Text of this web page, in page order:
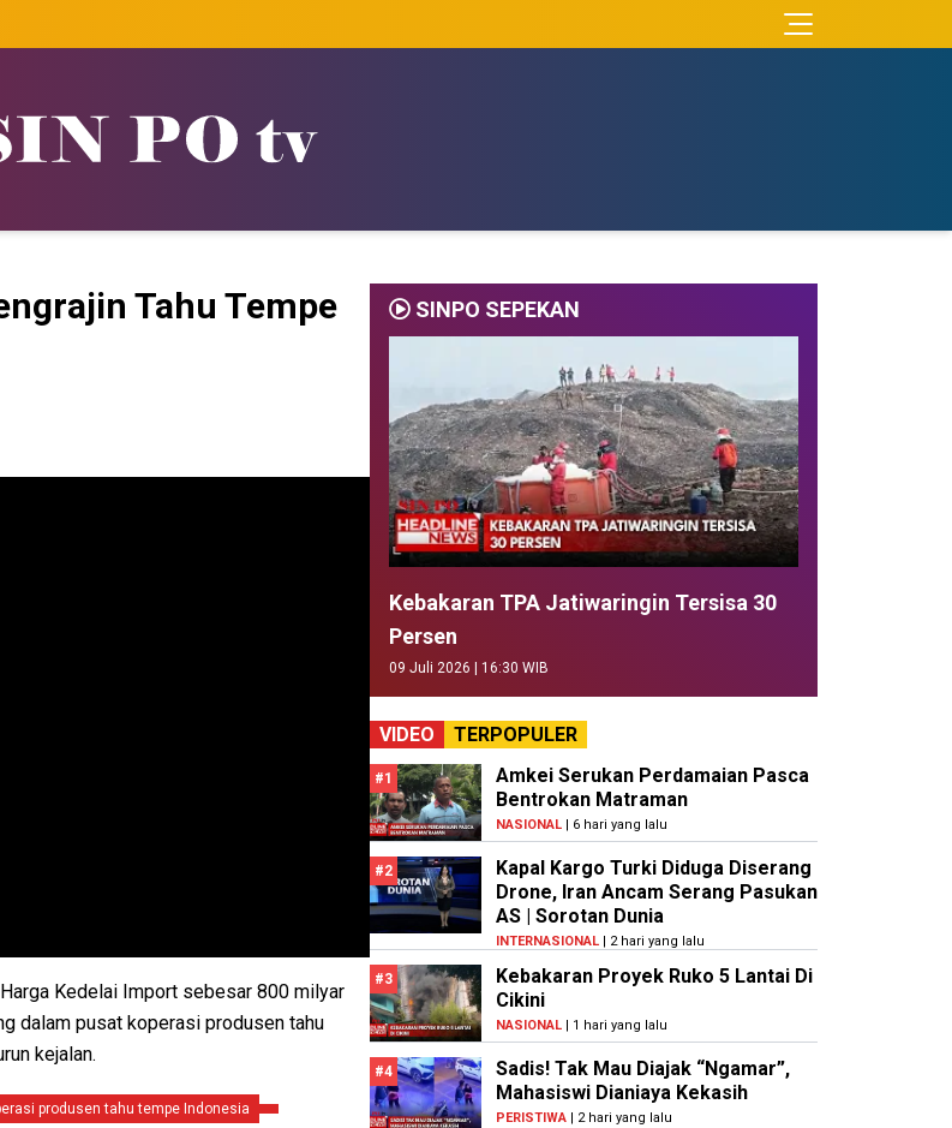
Tahu Tempe
Kedelai Import sebesar 800 milyar
dalam pusat koperasi produsen tahu
kejalan.
produsen tahu tempe Indonesia
SINPO SEPEKAN
Kebakaran TPA Jatiwaringin Tersisa 30
Persen
09 Juli 2026 | 16:30 WIB
VIDEO TERPOPULER
#1
Amkei Serukan Perdamaian Pasca
Bentrokan Matraman
NASIONAL| 6 hari yang lalu
#2
Kapal Kargo Turki Diduga Diserang
Drone, Iran Ancam Serang Pasukan
AS | Sorotan Dunia
INTERNASIONAL| 2 hari yang lalu
#3
Kebakaran Proyek Ruko 5 Lantai Di
Cikini
NASIONAL| 1 hari yang lalu
#4
Sadis! Tak Mau Diajak “Ngamar”,
Mahasiswi Dianiaya Kekasih
PERISTIWA| 2 hari yang lalu